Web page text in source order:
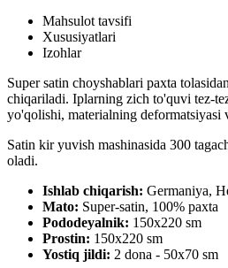
Mahsulot tavsifi
Xususiyatlari
Izohlar
Super satin choyshablari paxta
chiqariladi. Iplarning zich to'quvi tez-
yo'qolishi, materialning deformatsiyasi
Satin kir yuvish mashinasida 300
oladi.
Ishlab chiqarish: Germaniya,
Mato: Super-satin, 100% paxta
Pododeyalnik: 150х220 sm
Prostin: 150х220 sm
Yostiq jildi: 2 dona - 50x70 sm